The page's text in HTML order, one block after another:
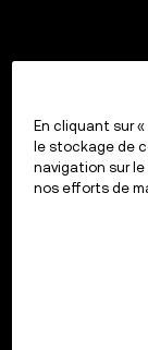
En cliquant sur
le stockage de
navigation sur
nos efforts de